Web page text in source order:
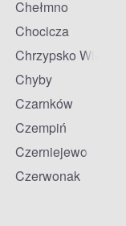
Chełmno
Chocicza
Chrzypsko Wielkie
Chyby
Czarnków
Czempiń
Czerniejewo
Czerwonak